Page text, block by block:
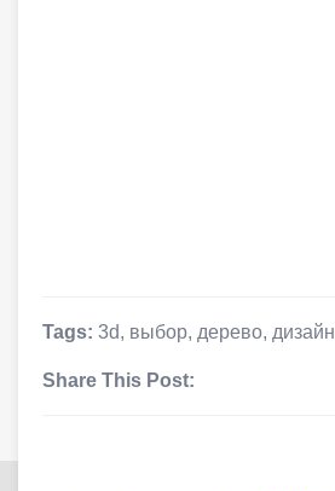
Tags: 3d, выбор, дерево, дизайн
Share This Post: